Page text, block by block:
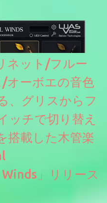
ようです。
ネット/フルー
オーボエの音色
、グリスからフ
ッチで切り替え
搭載した木管楽
」リリース